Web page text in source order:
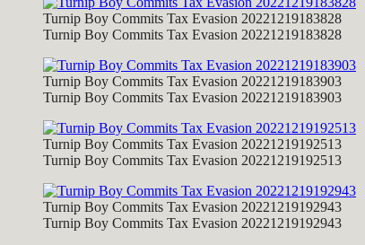
Turnip Boy Commits Tax Evasion 20221219183828
Turnip Boy Commits Tax Evasion 20221219183828
Turnip Boy Commits Tax Evasion 20221219183903
Turnip Boy Commits Tax Evasion 20221219183903
Turnip Boy Commits Tax Evasion 20221219192513
Turnip Boy Commits Tax Evasion 20221219192513
Turnip Boy Commits Tax Evasion 20221219192943
Turnip Boy Commits Tax Evasion 20221219192943